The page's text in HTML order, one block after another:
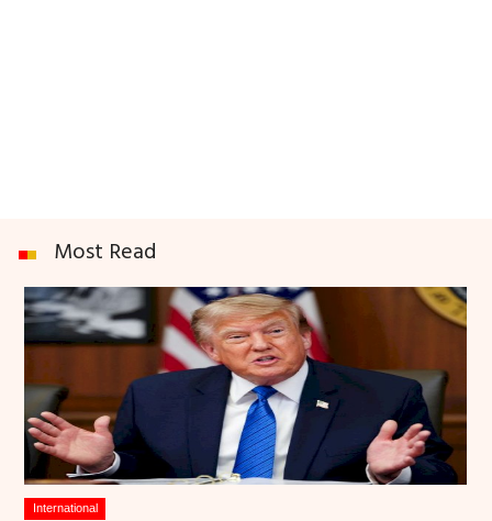
Most Read
International